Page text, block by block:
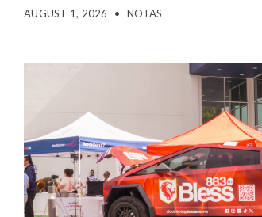
AUGUST 1, 2026 • NOTAS